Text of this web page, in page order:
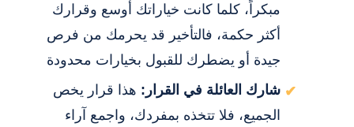
مبكراً، كلما كانت خياراتك أوسع وقرارك
أكثر حكمة، فالتأخير قد يحرمك من فرص
جيدة أو يضطرك للقبول بخيارات محدودة
شارك العائلة في القرار: هذا قرار يخص
الجميع، فلا تتخذه بمفردك، واجمع آراء